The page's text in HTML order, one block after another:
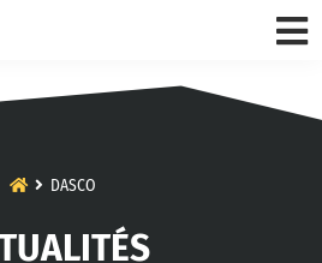
DASCO